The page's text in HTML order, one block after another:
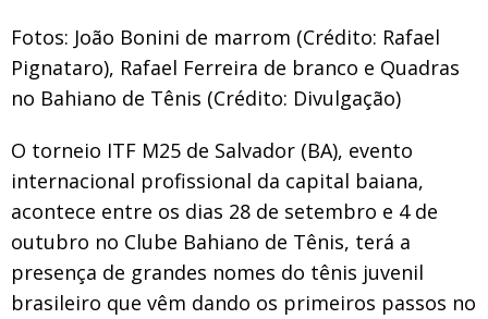
Fotos: João Bonini de marrom (Crédito: Rafael
Pignataro), Rafael Ferreira de branco e Quadras
no Bahiano de Tênis (Crédito: Divulgação)
O torneio ITF M25 de Salvador (BA), evento
internacional profissional da capital baiana,
acontece entre os dias 28 de setembro e 4 de
outubro no Clube Bahiano de Tênis, terá a
presença de grandes nomes do tênis juvenil
brasileiro que vêm dando os primeiros passos no